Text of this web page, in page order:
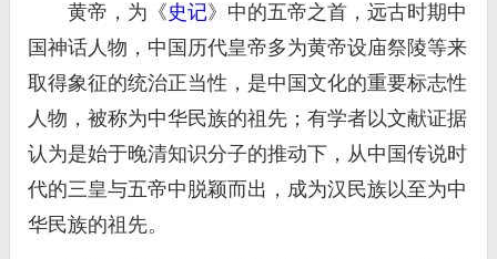
黄帝，为《史记》中的五帝之首，远古时期中
国神话人物，中国历代皇帝多为黄帝设庙祭陵等来
取得象征的统治正当性，是中国文化的重要标志性
人物，被称为中华民族的祖先；有学者以文献证据
认为是始于晚清知识分子的推动下，从中国传说时
代的三皇与五帝中脱颖而出，成为汉民族以至为中
华民族的祖先。